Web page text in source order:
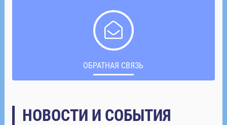
ОБРАТНАЯ СВЯЗЬ
НОВОСТИ И СОБЫТИЯ